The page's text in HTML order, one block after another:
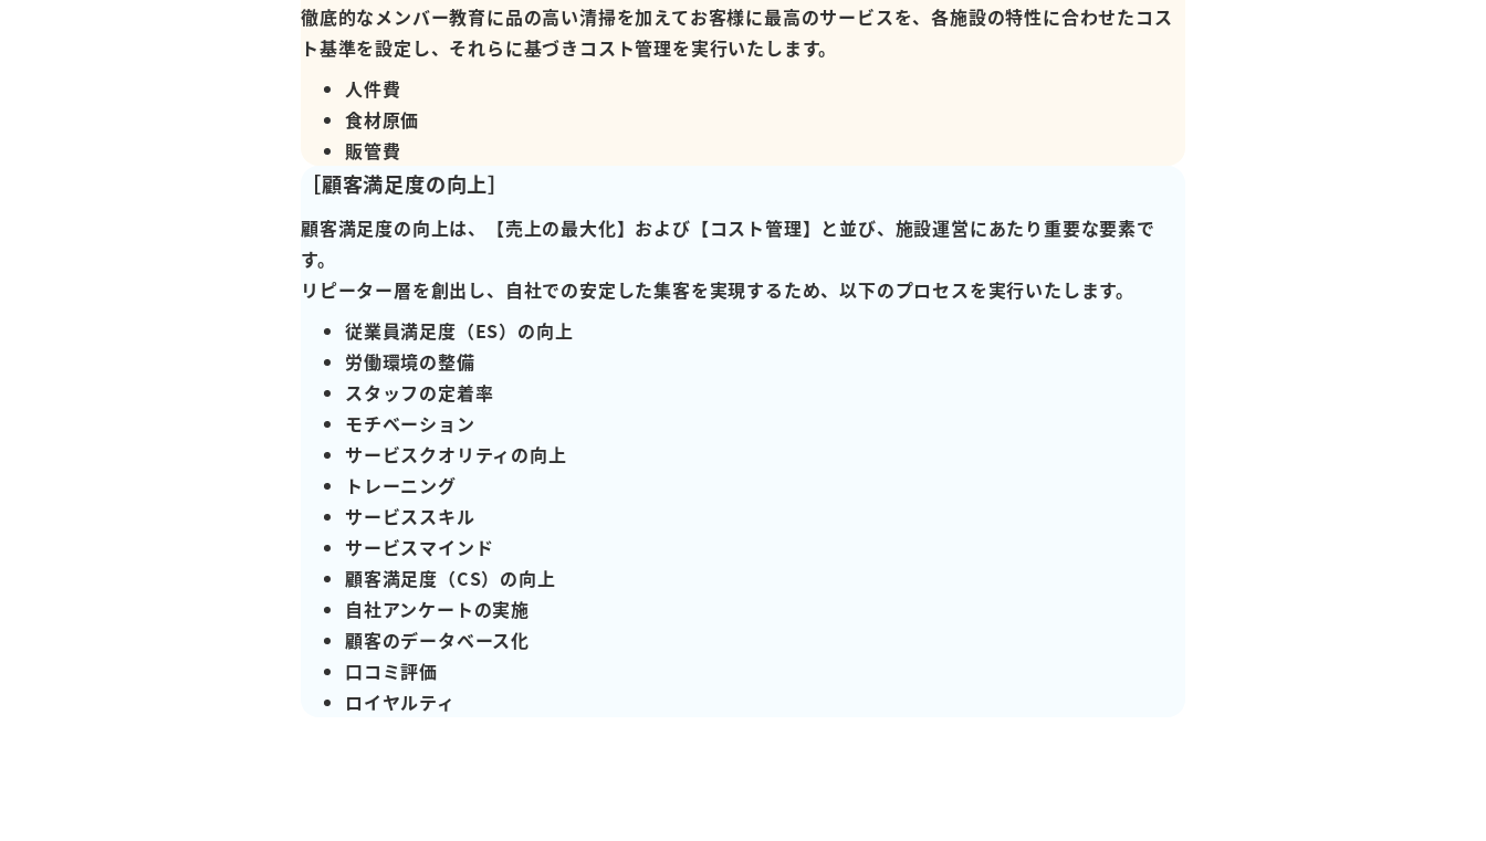
徹底的なメンバー教育に品の高い清掃を加えてお客様に最高のサービスを、各施設の特性に合わせたコス
ト基準を設定し、それらに基づきコスト管理を実行いたします。
人件費
食材原価
販管費
［顧客満足度の向上］
顧客満足度の向上は、【売上の最大化】および【コスト管理】と並び、施設運営にあたり重要な要素で
す。
リピーター層を創出し、自社での安定した集客を実現するため、以下のプロセスを実行いたします。
従業員満足度（ES）の向上
労働環境の整備
スタッフの定着率
モチベーション
サービスクオリティの向上
トレーニング
サービススキル
サービスマインド
顧客満足度（CS）の向上
自社アンケートの実施
顧客のデータベース化
口コミ評価
ロイヤルティ